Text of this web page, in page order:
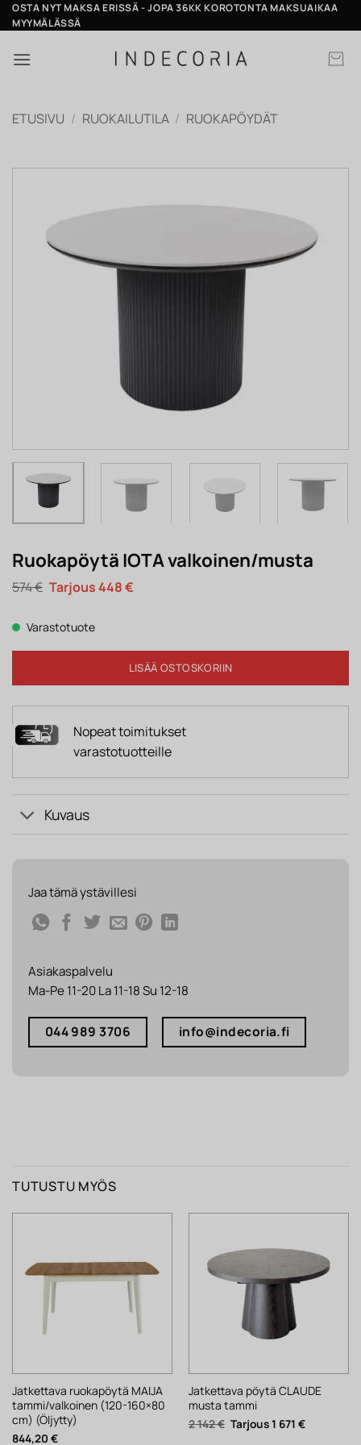
Skip
to
OSTA NYT MAKSA ERISSÄ - JOPA 36KK KOROTONTA MAKSUAIKAA
MYYMÄLÄSSÄ
ETUSIVU / RUOKAILUTILA / RUOKAPÖYDÄT
Ruokapöytä IOTA valkoinen/musta
574€ Alkuperäinen
hinta
574 €.
448€Nykyinen
Varastotuote
LISÄÄ OSTOSKORIIN
Nopeat toimitukset
varastotuotteille
Kuvaus
Jaa tämä ystävillesi
Asiakaspalvelu
Ma-Pe 11-20 La 11-18 Su 12-18
044 989 3706 info@indecoria.fi
TUTUSTU MYÖS
Jatkettava ruokapöytä MAIJA
tammi/valkoinen (120-160×80
cm) (Öljytty)
844,20 €
Jatkettava pöytä CLAUDE
musta tammi
2 142€ Alkuperäinen
hinta
1 671 €Nykyinen